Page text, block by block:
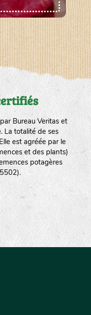
Bureau Veritas et
La totalité de ses
est agréée par le
et des plants)
potagères